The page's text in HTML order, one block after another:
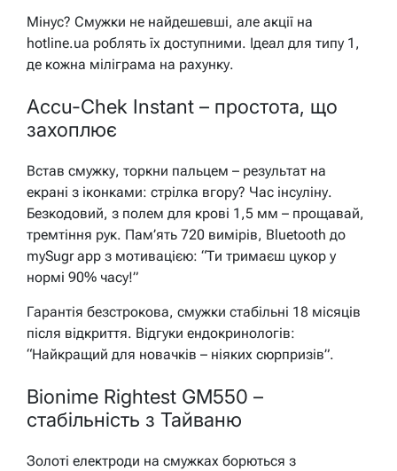
Мінус? Смужки не найдешевші, але акції на
hotline.ua роблять їх доступними. Ідеал для типу 1,
де кожна міліграма на рахунку.
Accu-Chek Instant – простота, що
захоплює
Встав смужку, торкни пальцем – результат на
екрані з іконками: стрілка вгору? Час інсуліну.
Безкодовий, з полем для крові 1,5 мм – прощавай,
тремтіння рук. Пам’ять 720 вимірів, Bluetooth до
mySugr app з мотивацією: “Ти тримаєш цукор у
нормі 90% часу!”
Гарантія безстрокова, смужки стабільні 18 місяців
після відкриття. Відгуки ендокринологів:
“Найкращий для новачків – ніяких сюрпризів”.
Bionime Rightest GM550 –
стабільність з Тайваню
Золоті електроди на смужках борються з